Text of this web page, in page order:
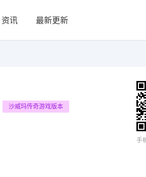
资讯 最新更新
沙威玛传奇游戏版本
手